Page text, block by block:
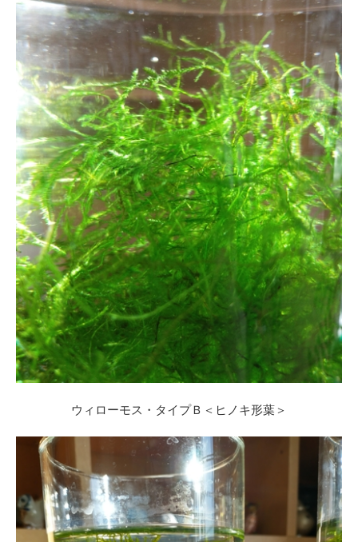
ウィローモス・タイプＢ＜ヒノキ形葉＞